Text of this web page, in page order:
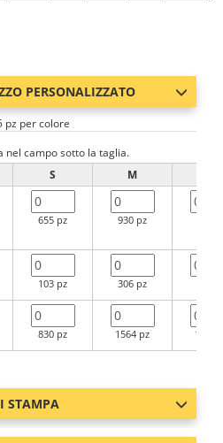
PERSONALIZZATO
pz per colore
nel campo sotto la taglia.
S M
655 pz 930 pz
103 pz 306 pz
830 pz 1564 pz 1734
STAMPA